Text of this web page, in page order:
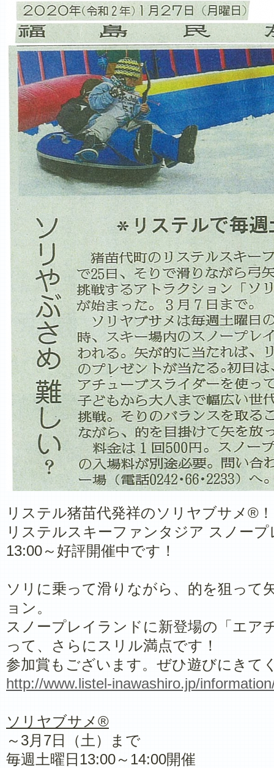
リステル猪苗代発祥のソリヤブサメ®！
リステルスキーファンタジア スノー
13:00～好評開催中です！
ソリに乗って滑りながら、的を狙って
ョン。
スノープレイランドに新登場の「エア
って、さらにスリル満点です！
参加賞もございます。ぜひ遊びにきて
http://www.listel-inawashiro.jp/
ソリヤブサメ​®
～3月7日（土）まで
毎週土曜日13:00～14:00開催